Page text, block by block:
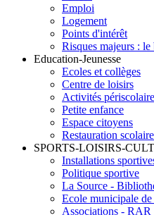
Emploi
Logement
Points d'intérêt
Risques majeurs :
Education-Jeunesse
Ecoles et collèges
Centre de loisirs
Activités
Petite enfance
Espace citoyens
Restauration
SPORTS-LOISIRS-
Installations
Politique sportive
La Source -
Ecole municipale
Associations - RAR